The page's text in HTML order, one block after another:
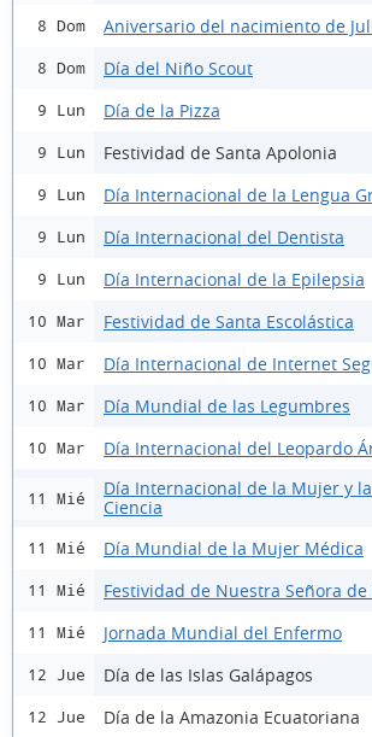
8 Dom Aniversario del nacimiento de
8 Dom Día del Niño Scout
9 Lun Día de la Pizza
9 Lun Festividad de Santa Apolonia
9 Lun Día Internacional de la Lengua
9 Lun Día Internacional del Dentista
9 Lun Día Internacional de la Epilepsia
10 Mar Festividad de Santa Escolástica
10 Mar Día Internacional de Internet
10 Mar Día Mundial de las Legumbres
10 Mar Día Internacional del Leopardo
11 Mié
Día Internacional de la Mujer y
Ciencia
11 Mié Día Mundial de la Mujer Médica
11 Mié Festividad de Nuestra Señora de
11 Mié Jornada Mundial del Enfermo
12 Jue Día de las Islas Galápagos
12 Jue Día de la Amazonia Ecuatoriana